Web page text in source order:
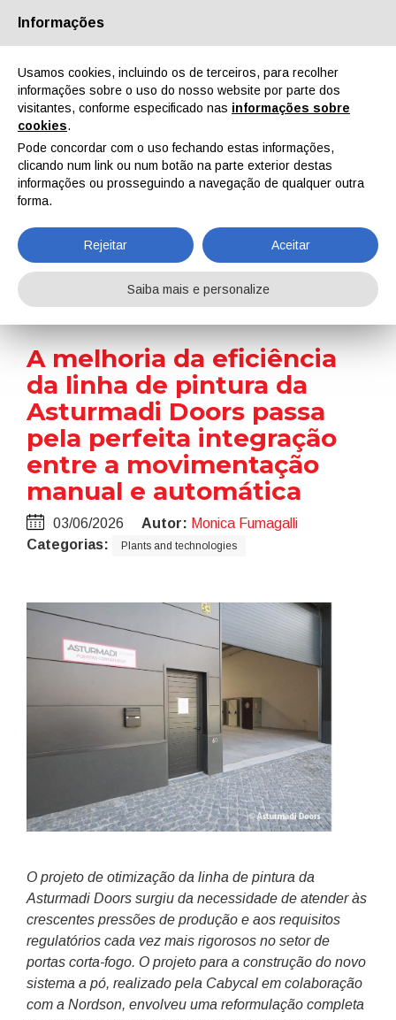
Quem Somos Parceiros Contactos Área reservada
EN IT DE ES PT
On-site reports
Home On-site reports A melhoria da eficiência da linha de pintura da Asturmadi Doors passa pela perfeita integração entre a movimentação manual e automática
A melhoria da eficiência
da linha de pintura da
Asturmadi Doors passa
pela perfeita integração
entre a movimentação
manual e automática
03/06/2026 Autor: Monica Fumagalli
Categorias:
Plants and technologies
O projeto de otimização da linha de pintura da
Asturmadi Doors surgiu da necessidade de atender às
crescentes pressões de produção e aos requisitos
regulatórios cada vez mais rigorosos no setor de
portas corta-fogo. O projeto para a construção do novo
sistema a pó, realizado pela Cabycal em colaboração
com a Nordson, envolveu uma reformulação completa
Informações
Usamos cookies, incluindo os de terceiros, para recolher
informações sobre o uso do nosso website por parte dos
visitantes, conforme especificado nas informações sobre
cookies.
Pode concordar com o uso fechando estas informações,
clicando num link ou num botão na parte exterior destas
informações ou prosseguindo a navegação de qualquer outra
forma.
Rejeitar Aceitar
Saiba mais e personalize